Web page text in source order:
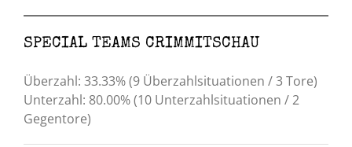
SPECIAL TEAMS CRIMMITSCHAU
Überzahl: 33.33% (9 Überzahlsituationen / 3 Tore)
Unterzahl: 80.00% (10 Unterzahlsituationen / 2
Gegentore)